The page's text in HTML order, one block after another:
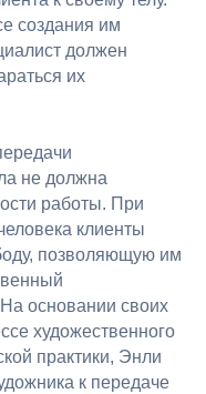
создания им
должен
их
не должна
работы. При
клиенты
позволяющую им
основании своих
художественного
практики, Энли
к передаче